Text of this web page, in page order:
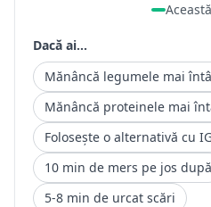
Dacă ai...
Mănâncă legumele mai
Mănâncă proteinele mai
Folosește o alternativă cu
10 min de mers pe jos după
5-8 min de urcat scări